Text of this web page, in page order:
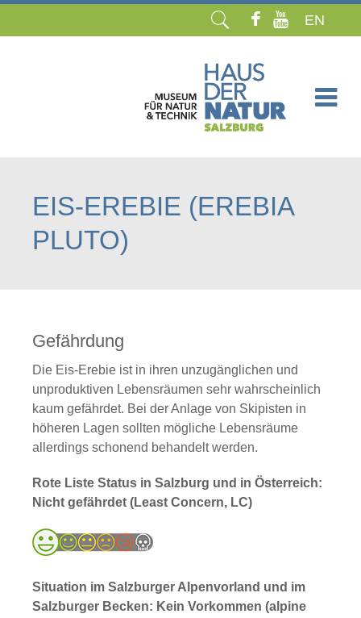
EN
EIS-EREBIE (EREBIA
PLUTO)
Gefährdung
Die Eis-Erebie ist in ihren unzugänglichen und
unproduktiven Lebensräumen sehr wahrscheinlich
kaum gefährdet. Bei der Anlage von Skipisten in
höheren Lagen sollten mögliche Lebensräume
allerdings schonend behandelt werden.
Rote Liste Status in Salzburg und in Österreich:
Nicht gefährdet (Least Concern, LC)
Situation im Salzburger Alpenvorland und im
Salzburger Becken: Kein Vorkommen (alpine